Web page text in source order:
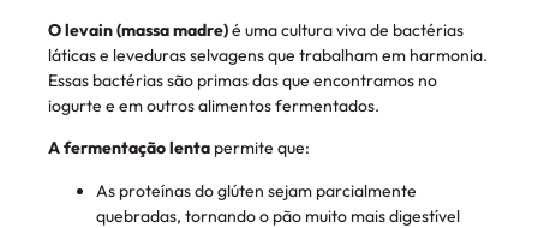
O levain (massa madre)é uma cultura viva de bactérias
láticas e leveduras selvagens que trabalham em harmonia.
Essas bactérias são primas das que encontramos no
iogurte e em outros alimentos fermentados.
A fermentação lenta permite que:
As proteínas do glúten sejam parcialmente
quebradas, tornando o pão muito mais digestível